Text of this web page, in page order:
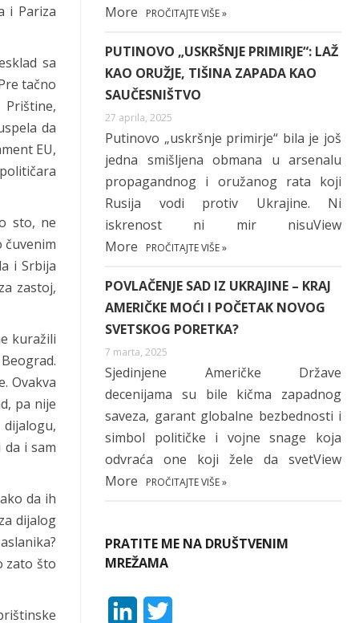
i Pariza
sa
tačno
da
EU,
sto, ne
čuvenim
i Srbija
zastoj,
kuražili
Ovakva
pa nije
i sam
da ih
dijalog
zato što
More
PROČITAJTE VIŠE »
PUTINOVO „USKRŠNJE PRIMIRJE“: LAŽ
KAO ORUŽJE, TIŠINA ZAPADA KAO
SAUČESNIŠTVO
27 aprila, 2025
Putinovo „uskršnje primirje“ bila je još
jedna smišljena obmana u arsenalu
propagandnog i oružanog rata koji
Rusija vodi protiv Ukrajine. Ni
iskrenost ni mir nisuView
More
PROČITAJTE VIŠE »
POVLAČENJE SAD IZ UKRAJINE – KRAJ
AMERIČKE MOĆI I POČETAK NOVOG
SVETSKOG PORETKA?
7 marta, 2025
Sjedinjene Američke Države
decenijama su bile kičma zapadnog
saveza, garant globalne bezbednosti i
simbol političke i vojne snage koja
odvraća one koji žele da svetView
More
PROČITAJTE VIŠE »
PRATITE ME NA DRUŠTVENIM
MREŽAMA